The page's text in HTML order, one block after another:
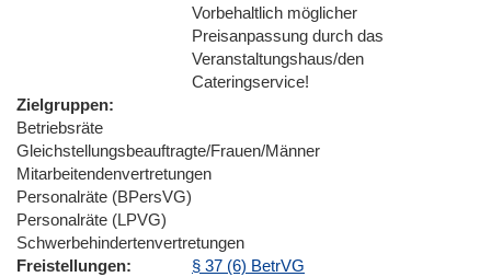
Vorbehaltlich möglicher
Preisanpassung durch das
Veranstaltungshaus/den
Cateringservice!
Zielgruppen
Betriebsräte
Gleichstellungsbeauftragte/Frauen/Männer
Mitarbeitendenvertretungen
Personalräte (BPersVG)
Personalräte (LPVG)
Schwerbehindertenvertretungen
Freistellungen
§ 37 (6) BetrVG